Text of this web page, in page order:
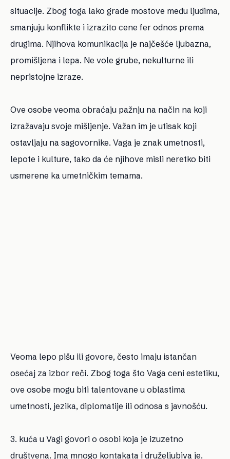
situacije. Zbog toga lako grade mostove među ljudima,
smanjuju konflikte i izrazito cene fer odnos prema
drugima. Njihova komunikacija je najčešće ljubazna,
promišljena i lepa. Ne vole grube, nekulturne ili
nepristojne izraze.
Ove osobe veoma obraćaju pažnju na način na koji
izražavaju svoje mišljenje. Važan im je utisak koji
ostavljaju na sagovornike. Vaga je znak umetnosti,
lepote i kulture, tako da će njihove misli neretko biti
usmerene ka umetničkim temama.
Veoma lepo pišu ili govore, često imaju istančan
osećaj za izbor reči. Zbog toga što Vaga ceni estetiku,
ove osobe mogu biti talentovane u oblastima
umetnosti, jezika, diplomatije ili odnosa s javnošću.
3. kuća u Vagi govori o osobi koja je izuzetno
društvena. Ima mnogo kontakata i druželjubiva je.